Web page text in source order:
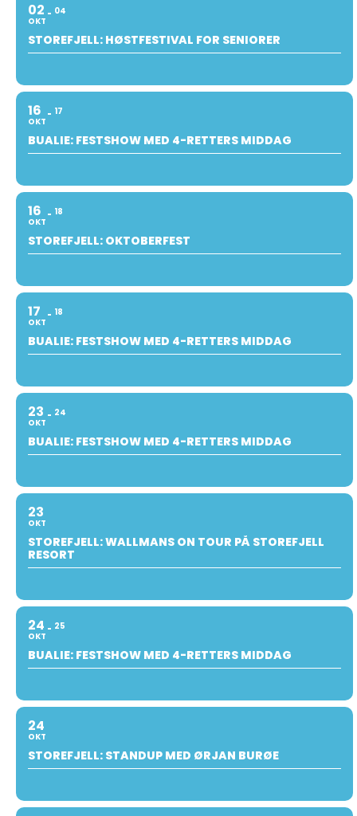
02
OKT
04
STOREFJELL: HØSTFESTIVAL FOR SENIORER
16
OKT
17
BUALIE: FESTSHOW MED 4-RETTERS MIDDAG
16
OKT
18
STOREFJELL: OKTOBERFEST
17
OKT
18
BUALIE: FESTSHOW MED 4-RETTERS MIDDAG
23
OKT
24
BUALIE: FESTSHOW MED 4-RETTERS MIDDAG
23
OKT
STOREFJELL: WALLMANS ON TOUR PÅ STOREFJELL
RESORT
24
OKT
25
BUALIE: FESTSHOW MED 4-RETTERS MIDDAG
24
OKT
STOREFJELL: STANDUP MED ØRJAN BURØE